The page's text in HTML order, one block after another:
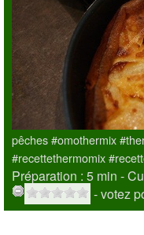
pêches #omothermix
#recettethermomix
Préparation : 5 min -
- votez